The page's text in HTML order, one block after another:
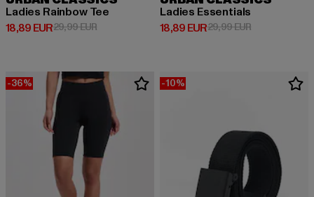
Ladies Rainbow Tee
18,89 EUR
Derzeitiger Preis: 18,89 EUR
29,99 EURAktionspreis: 29,99 EUR
Ladies Essentials
18,89 EUR
Derzeitiger Preis: 18,89 EUR
29,99 EURAktionspreis:
-36% -10%